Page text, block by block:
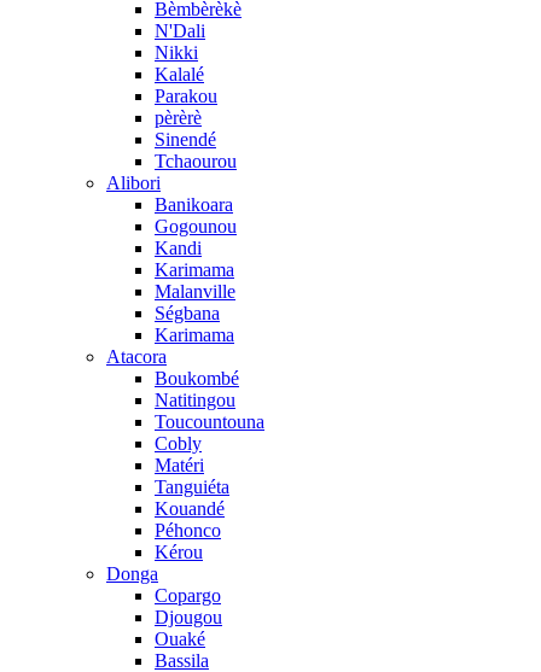
Bèmbèrèkè
N'Dali
Nikki
Kalalé
Parakou
pèrèrè
Sinendé
Tchaourou
Alibori
Banikoara
Gogounou
Kandi
Karimama
Malanville
Ségbana
Karimama
Atacora
Boukombé
Natitingou
Toucountouna
Cobly
Matéri
Tanguiéta
Kouandé
Péhonco
Kérou
Donga
Copargo
Djougou
Ouaké
Bassila